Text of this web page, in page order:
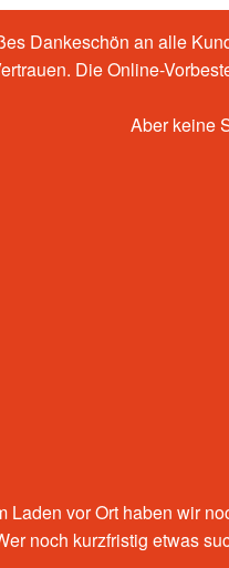
Dankeschön an alle
Die Online-
Aber keine
Laden vor Ort haben wir
noch kurzfristig etwas